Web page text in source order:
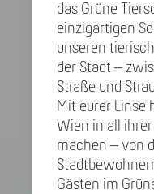
das Grüne
einzigartigen
unseren
der Stadt –
Straße und
Mit eurer Linse
Wien in all
machen – von
Gästen im